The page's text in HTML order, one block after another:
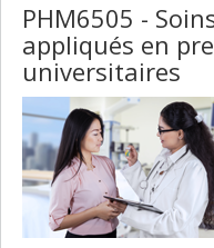
PHM6505 -
appliqués en
universitaires